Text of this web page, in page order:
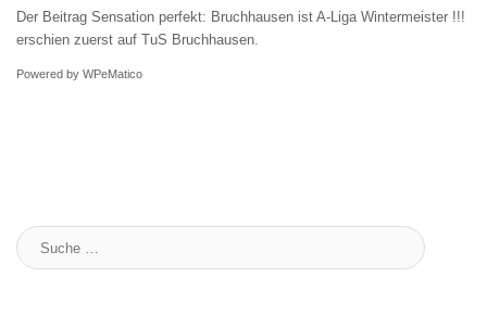
Der Beitrag Sensation perfekt: Bruchhausen ist A-Liga Wintermeister !!!
erschien zuerst auf TuS Bruchhausen.
Powered by WPeMatico
Suche
: